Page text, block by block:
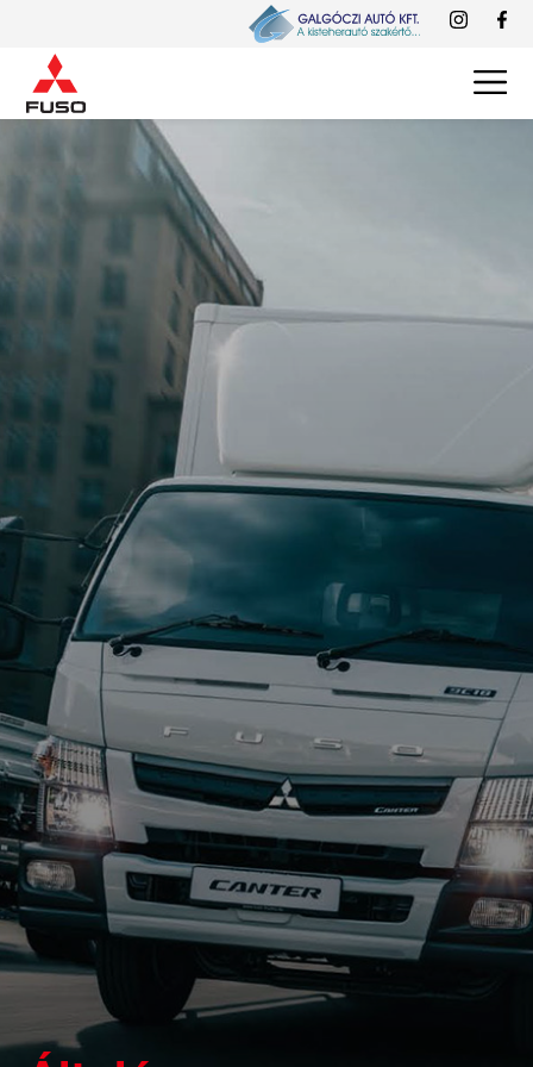
Modellek
Felépítmények
Kialakítás
Szerviz és garancia
Írjon nekünk